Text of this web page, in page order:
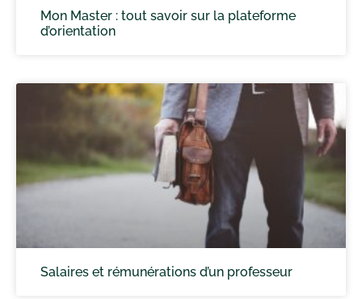
Mon Master : tout savoir sur la plateforme
d’orientation
Salaires et rémunérations d’un professeur